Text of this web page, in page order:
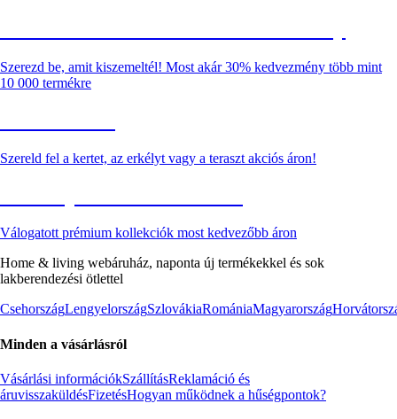
Szerezd be, amit kiszemeltél! Most akár 30% kedvezmény több mint
10 000 termékre
Szereld fel a kertet, az erkélyt vagy a teraszt akciós áron!
Válogatott prémium kollekciók most kedvezőbb áron
Home & living webáruház, naponta új termékekkel és sok
lakberendezési ötlettel
CsehországLengyelországSzlovákiaRomániaMagyarország
Minden a vásárlásról
Vásárlási információkSzállításReklamáció és
áruvisszaküldésFizetésHogyan működnek a hűségpontok?